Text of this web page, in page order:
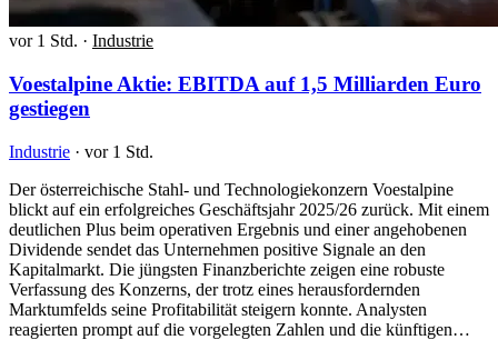
vor 1 Std. · Industrie
Voestalpine Aktie: EBITDA auf 1,5 Milliarden Euro
gestiegen
Industrie · vor 1 Std.
Der österreichische Stahl- und Technologiekonzern Voestalpine
blickt auf ein erfolgreiches Geschäftsjahr 2025/26 zurück. Mit einem
deutlichen Plus beim operativen Ergebnis und einer angehobenen
Dividende sendet das Unternehmen positive Signale an den
Kapitalmarkt. Die jüngsten Finanzberichte zeigen eine robuste
Verfassung des Konzerns, der trotz eines herausfordernden
Marktumfelds seine Profitabilität steigern konnte. Analysten
reagierten prompt auf die vorgelegten Zahlen und die künftigen…